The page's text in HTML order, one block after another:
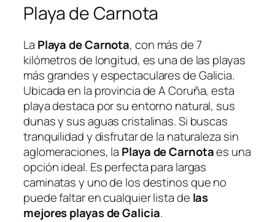
Playa de Carnota
La Playa de Carnota, con más de 7
kilómetros de longitud, es una de las playas
más grandes y espectaculares de Galicia.
Ubicada en la provincia de A Coruña, esta
playa destaca por su entorno natural, sus
dunas y sus aguas cristalinas. Si buscas
tranquilidad y disfrutar de la naturaleza sin
aglomeraciones, la Playa de Carnotaes una
opción ideal. Es perfecta para largas
caminatas y uno de los destinos que no
puede faltar en cualquier lista de las
mejores playas de Galicia.